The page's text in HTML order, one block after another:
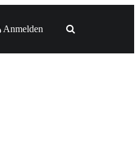
Anmelden